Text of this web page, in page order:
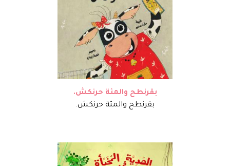
بقرنطح والمئة حرنكش.
بقرنطح والمئة حرنكش.